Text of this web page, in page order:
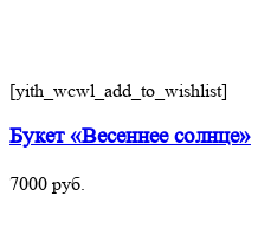
[yith_wcwl_add_to_wishlist]
Букет «Весеннее солнце»
7000 руб.